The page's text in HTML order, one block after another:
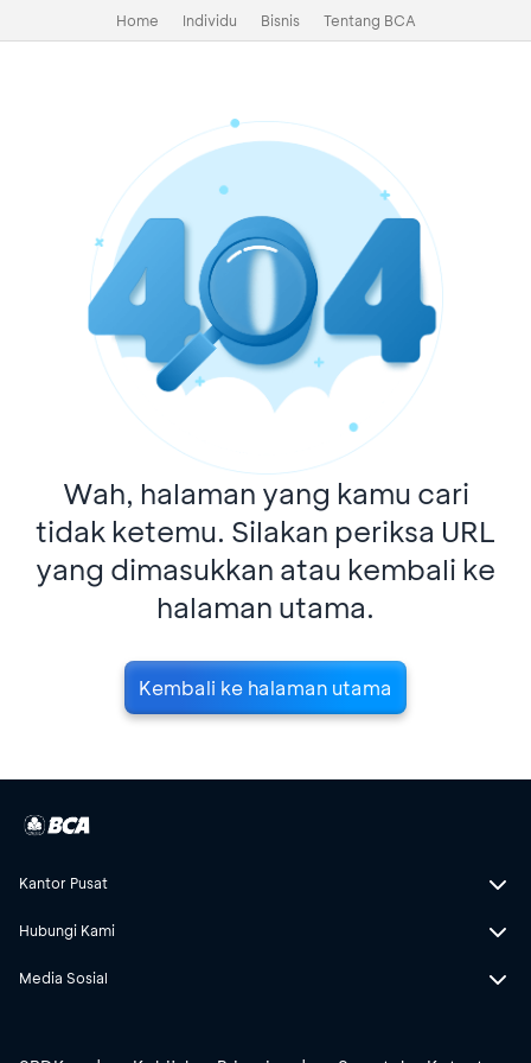
Home Individu Bisnis Tentang BCA
Wah, halaman yang kamu cari
tidak ketemu. Silakan periksa URL
yang dimasukkan atau kembali ke
halaman utama.
Kembali ke halaman utama
Kantor Pusat
Hubungi Kami
Media Sosial